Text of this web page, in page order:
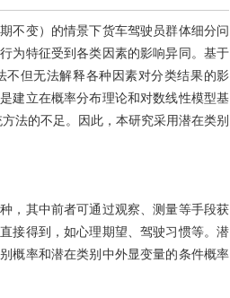
不变）的情景下货车驾驶员群体细分问
为特征受到各类因素的影响异同。基于
不但无法解释各种因素对分类结果的影
建立在概率分布理论和对数线性模型基
法的不足。因此，本研究采用潜在类别
，其中前者可通过观察、测量等手段获
接得到，如心理期望、驾驶习惯等。潜
概率和潜在类别中外显变量的条件概率